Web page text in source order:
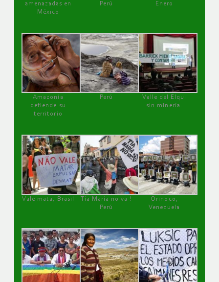
amenazadas en
México
Perú
Enero
Amazonía
defiende su
territorio
Perú
Valle del Elqui
sin minería.
Vale mata, Brasil
Tía María no va !
Perú
Orinoco,
Venezuela